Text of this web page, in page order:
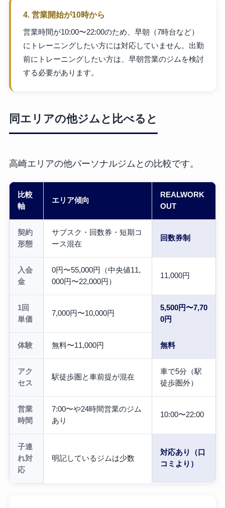
4. 営業開始が10時から
営業時間が10:00〜22:00のため、早朝（7時台など）
にトレーニングしたい方には対応していません。出勤
前にトレーニングしたい方は、早朝営業のジムを検討
する必要があります。
同エリアの他ジムと比べると
高崎エリアの他パーソナルジムとの比較です。
比較
軸
エリア傾向
REALWORK
OUT
契約
形態
サブスク・回数券・短期コ
ース混在
回数券制
入会
金
0円〜55,000円（中央値11,
000円〜22,000円）
11,000円
1回
単価
7,000円〜10,000円
5,500円〜7,70
0円
体験 無料〜11,000円 無料
アク
セス
駅徒歩圏と車前提が混在
車で5分（駅
徒歩圏外）
営業
時間
7:00〜や24時間営業のジム
あり
10:00〜22:00
子連
れ対
応
明記しているジムは少数
対応あり（口
コミより）